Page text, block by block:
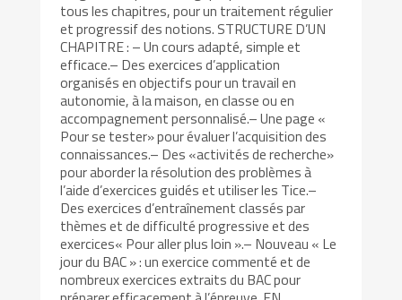
tous les chapitres, pour un traitement régulier
et progressif des notions. STRUCTURE D’UN
CHAPITRE : – Un cours adapté, simple et
efficace.– Des exercices d’application
organisés en objectifs pour un travail en
autonomie, à la maison, en classe ou en
accompagnement personnalisé.– Une page «
Pour se tester» pour évaluer l’acquisition des
connaissances.– Des «activités de recherche»
pour aborder la résolution des problèmes à
l’aide d’exercices guidés et utiliser les Tice.–
Des exercices d’entraînement classés par
thèmes et de difficulté progressive et des
exercices« Pour aller plus loin ».– Nouveau « Le
jour du BAC » : un exercice commenté et de
nombreux exercices extraits du BAC pour